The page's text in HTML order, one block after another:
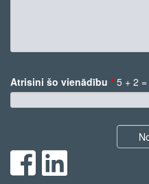
*
Atrisini šo vienādību * 5 + 2 =